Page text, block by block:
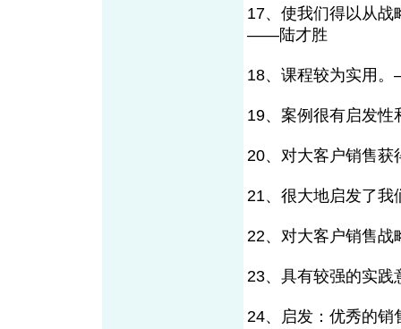
17、使我们得以从战
——陆才胜
18、课程较为实用
19、案例很有启发
20、对大客户销售
21、很大地启发了我
22、对大客户销售战
23、具有较强的实
24、启发：优秀的销